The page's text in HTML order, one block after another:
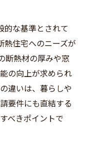
減にどう貢献
心地実例を紹介
方法とは
市住宅補助金
助金の申請条件
の補助金活用法
的な基準とされて
熱住宅へのニーズが
断熱材の厚みや窓
の向上が求められ
違いは、暮らしや
要件にも直結する
べきポイントで